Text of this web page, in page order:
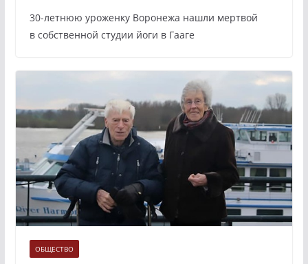
30-летнюю уроженку Воронежа нашли мертвой
в собственной студии йоги в Гааге
ОБЩЕСТВО